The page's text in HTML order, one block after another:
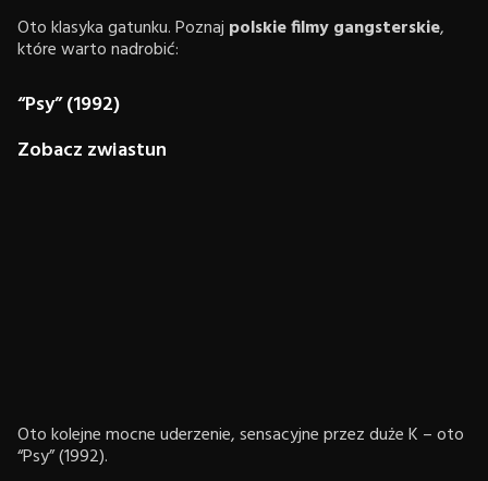
Oto klasyka gatunku. Poznaj polskie filmy gangsterskie,
które warto nadrobić:
“Psy” (1992)
Zobacz zwiastun
Oto kolejne mocne uderzenie, sensacyjne przez duże K – oto
“Psy” (1992).